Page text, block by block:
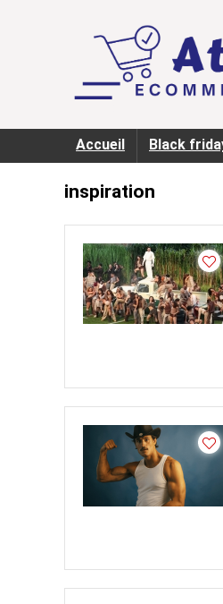
Accueil Black
inspiration